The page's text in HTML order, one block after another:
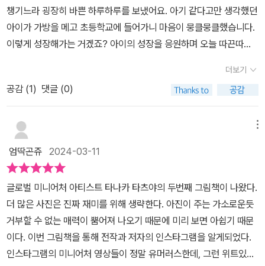
의 모습,자동차를 고르러 간 소시지,다양하고 우리가 익숙한 존재들
이 변신하기 위해 신중하게 고르는 모습을 보며 '아니, 초밥이 옷을 입
는다고? 소시지가 자동차를 고른다고?'생각지도 못한, 신선한 소재
가 재밌었고,'나라면...?' 어떤 것을 고를지 재밌는 상상도 해보며,아이
들과 정말 많은 이야기를 나누고 웃음꽃을 잔뜩 피었습니다.어쩜 이
지니,보는 재미가 있을거랍니다. 꼭 찾아보시길 바래요.또, 미니어처
로 하나하나 만든 작가분도 참 대단해보입니다.정말 살아움직이는것
처럼 생동감 넘치더라구요.실제로 작품을 만나보고싶은 마음도 들었
어요.작가님에게 푹 빠지게 되었어요~~ 작가님의 전시회도 방문해
보고,작가님의 전작 '작고 작고 큰' 그림책도 만나봐야겠습니다.한장
한장마다 재미와 풍부한 상상을 자극시키는 그림책<초밥이 옷을 사
러 갔어요>를 통해 여러분도 저와 같은 감동을 느껴보셨음 좋겠습니
다.정말 추천드리고 싶은 그림책이에요!! [출판사로부터 도서 협찬을
챙기느라 굉장히 바쁜 하루하루를 보냈어요. 아기 같다고만 생각했던
아이가 가방을 메고 초등학교에 들어가니 마음이 뭉클뭉클했습니다.
이렇게 성장해가는 거겠죠? 아이의 성장을 응원하며 오늘 따끈따끈
밥이 옷을 사러갔다니 그게 무슨 말일까요? 우리가 자주 먹는 것들을
의인화해서 이야기로 풀어낸 것이 정말 재미있습니다. 게다가 이것을
미니어처로 작가님이 손수 만드셨다고 해요. 다른 물건들과 비교해보
면 실제로는 정말 작은 거 같아요. 아이들과 실제로는 이만하지 않을
되네요. 조그마한 디테일도 놓치지 않고 만든 점이 정말 놀라워요. 앞
표지를 보면 초밥이 걸어가고 있어요. 뒤에 보이는 건물들이 보이나
요? 자세히 보면 뒤에 건물들은 접시들입니다. 초밥 놓는 접시와 나
무 그릇, 주전자를 건물처럼 보이게 해놨어요. 정말 참신하지요. 김밥
에 여러 다양한 재료를 넣으면 여러 종류의 김밥이 되듯 초밥도 밥 위
에 무엇을 올려 놓느냐에 따라 여러 종류의 초밥이 되는데 초밥이 사
람처럼 옷을 사러 간다는 표현도 참신합니다. 주전자가 어느 정도 크
더보기
공감 (1) 댓글 (0)
엄딱곤쥬 2024-03-11
글로벌 미니어처 아티스트 타나카 타츠야의 두번째 그림책이 나왔다.
더 많은 사진은 진짜 재미를 위해 생략한다. 아진이 주는 가소로운듯
거부할 수 없는 매력이 뿜어져 나오기 때문에 미리 보면 아쉽기 때문
이다. 이번 그림책을 통해 전작과 저자의 인스타그램을 알게되었다.
인스타그램의 미니어처 영상들이 정말 유머러스한데, 그런 위트있는